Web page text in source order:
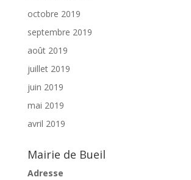
octobre 2019
septembre 2019
août 2019
juillet 2019
juin 2019
mai 2019
avril 2019
Mairie de Bueil
Adresse